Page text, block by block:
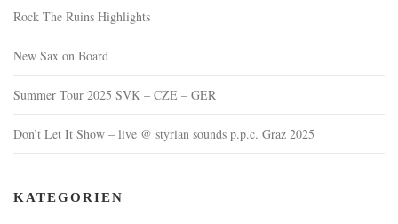
Rock The Ruins Highlights
New Sax on Board
Summer Tour 2025 SVK – CZE – GER
Don’t Let It Show – live @ styrian sounds p.p.c. Graz 2025
KATEGORIEN